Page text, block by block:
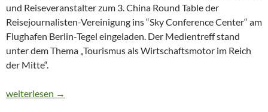
und Reiseveranstalter zum 3. China Round Table der
Reisejournalisten-Vereinigung ins “Sky Conference Center“ am
Flughafen Berlin-Tegel eingeladen. Der Medientreff stand
unter dem Thema „Tourismus als Wirtschaftsmotor im Reich
der Mitte“.
CTOUR-Medientreff China Round Table: China in Bewegung
weiterlesen →